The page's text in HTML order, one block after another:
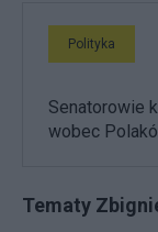
Polityka
Senatorowie
wobec
Tematy